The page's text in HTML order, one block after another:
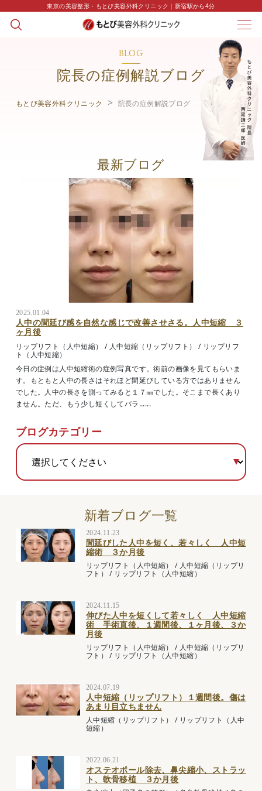
東京の美容整形・もとび美容外科クリニック｜新宿駅から4分
BLOG
院長の症例解説ブログ
もとび美容外科クリニック 院長の症例解説ブログ
最新ブログ
2025.01.04
人中の間延び感を自然な感じで改善させさる。人中短縮 ３
ヶ月後
リップリフト（人中短縮） / 人中短縮（リップリフト） / リップリフ
ト（人中短縮）
今日の症例は人中短縮術の症例写真です。術前の画像を見てもらいま
す。もともと人中の長さはそれほど間延びしている方ではありません
でした。人中の長さを測ってみると１７㎜でした。そこまで長くあり
ません。ただ、もう少し短くしてバラ......
ブログカテゴリー
新着ブログ一覧
2024.11.23
間延びした人中を短く、若々しく 人中短
縮術 ３か月後
リップリフト（人中短縮） / 人中短縮（リップリ
フト） / リップリフト（人中短縮）
2024.11.15
伸びた人中を短くして若々しく 人中短縮
術 手術直後、１週間後、１ヶ月後、３か
月後
リップリフト（人中短縮） / 人中短縮（リップリ
フト） / リップリフト（人中短縮）
2024.07.19
人中短縮（リップリフト）１週間後。傷は
あまり目立ちません
人中短縮（リップリフト） / リップリフト（人中
短縮）
2022.06.21
オステオポール除去、鼻尖縮小、ストラッ
ト、軟骨移植 ３か月後